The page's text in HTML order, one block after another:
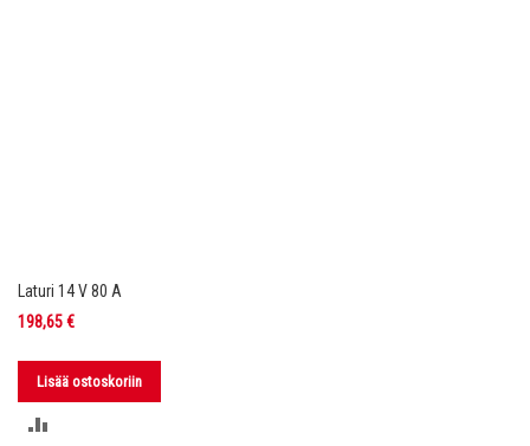
Laturi 14 V 80 A
198,65 €
Lisää ostoskoriin